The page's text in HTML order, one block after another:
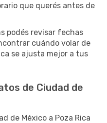
que querés antes de
podés revisar fechas
cuándo volar de
se ajusta mejor a tus
de Ciudad de
de México a Poza Rica